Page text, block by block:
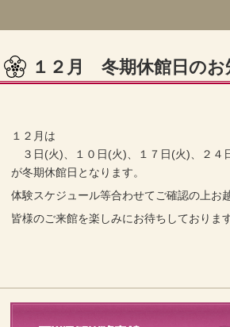
１２月 冬期休館日のお
１２月は
３日(火)、１０日(火)、１７日(火)、２４
が冬期休館日となります。
体験スケジュール等合わせてご確認の上お
皆様のご来館を楽しみにお待ちしております